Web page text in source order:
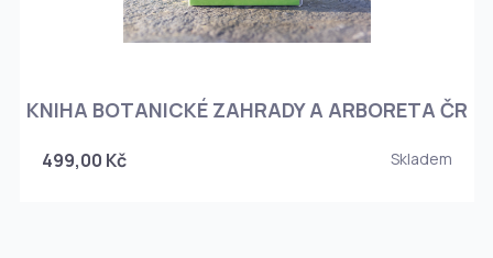
KNIHA BOTANICKÉ ZAHRADY A ARBORETA ČR
499,00 Kč Skladem